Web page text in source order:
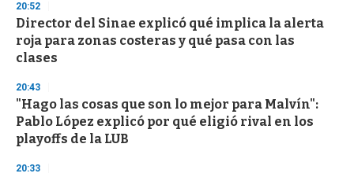
20:52
Director del Sinae explicó qué implica la alerta
roja para zonas costeras y qué pasa con las
clases
20:43
"Hago las cosas que son lo mejor para Malvín":
Pablo López explicó por qué eligió rival en los
playoffs de la LUB
20:33